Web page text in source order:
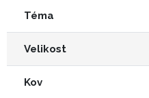
Téma
Velikost
Kov